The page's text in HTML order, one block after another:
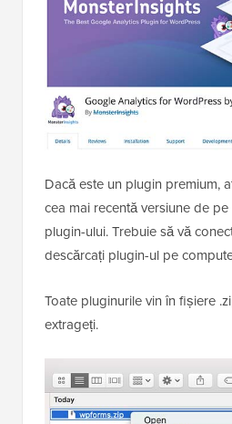
Dacă este un plugin premium,
cea mai recentă versiune de
plugin-ului. Trebuie să vă
descărcați plugin-ul pe
Toate pluginurile vin în fișiere
extrageți.